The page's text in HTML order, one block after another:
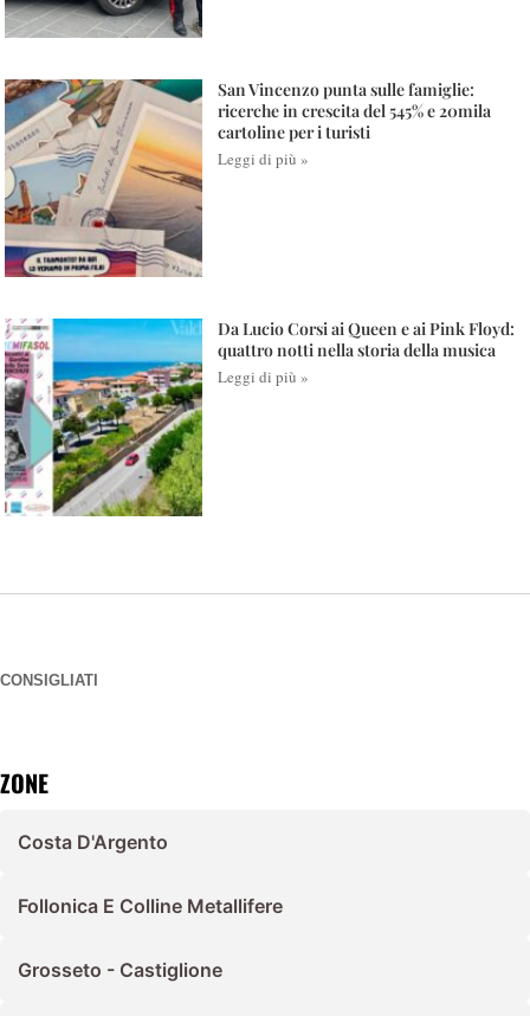
San Vincenzo punta sulle famiglie:
ricerche in crescita del 545% e 20mila
cartoline per i turisti
Leggi di più »
Da Lucio Corsi ai Queen e ai Pink Floyd:
quattro notti nella storia della musica
Leggi di più »
CONSIGLIATI
ZONE
Costa D'Argento
Follonica E Colline Metallifere
Grosseto - Castiglione